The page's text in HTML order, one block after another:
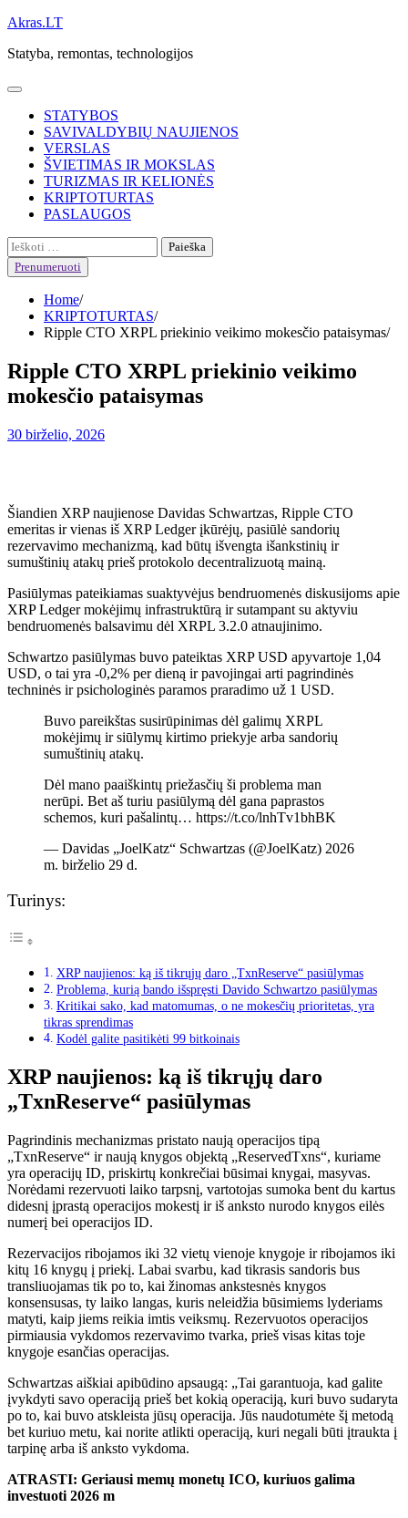
Skip
content
Akras.LT
Statyba, remontas, technologijos
STATYBOS
SAVIVALDYBIŲ NAUJIENOS
VERSLAS
ŠVIETIMAS IR MOKSLAS
TURIZMAS IR KELIONĖS
KRIPTOTURTAS
PASLAUGOS
Ieškoti:
Prenumeruoti
Home
KRIPTOTURTAS
Ripple CTO XRPL priekinio veikimo mokesčio pataisymas
Ripple CTO XRPL priekinio veikimo
mokesčio pataisymas
30 birželio, 2026
Šiandien XRP naujienose Davidas Schwartzas, Ripple CTO
emeritas ir vienas iš XRP Ledger įkūrėjų, pasiūlė sandorių
rezervavimo mechanizmą, kad būtų išvengta išankstinių ir
sumuštinių atakų prieš protokolo decentralizuotą mainą.
Pasiūlymas pateikiamas suaktyvėjus bendruomenės diskusijoms apie
XRP Ledger mokėjimų infrastruktūrą ir sutampant su aktyviu
bendruomenės balsavimu dėl XRPL 3.2.0 atnaujinimo.
Schwartzo pasiūlymas buvo pateiktas XRP USD apyvartoje 1,04
USD, o tai yra -0,2% per dieną ir pavojingai arti pagrindinės
techninės ir psichologinės paramos praradimo už 1 USD.
Buvo pareikštas susirūpinimas dėl galimų XRPL
mokėjimų ir siūlymų kirtimo priekyje arba sandorių
sumuštinių atakų.
Dėl mano paaiškintų priežasčių ši problema man
nerūpi. Bet aš turiu pasiūlymą dėl gana paprastos
schemos, kuri pašalintų… https://t.co/lnhTv1bhBK
— Davidas „JoelKatz“ Schwartzas (@JoelKatz) 2026
m. birželio 29 d.
Turinys:
XRP naujienos: ką iš tikrųjų daro „TxnReserve“ pasiūlymas
Problema, kurią bando išspręsti Davido Schwartzo pasiūlymas
Kritikai sako, kad matomumas, o ne mokesčių prioritetas, yra
tikras sprendimas
Kodėl galite pasitikėti 99 bitkoinais
XRP naujienos: ką iš tikrųjų daro
„TxnReserve“ pasiūlymas
Pagrindinis mechanizmas pristato naują operacijos tipą
„TxnReserve“ ir naują knygos objektą „ReservedTxns“, kuriame
yra operacijų ID, priskirtų konkrečiai būsimai knygai, masyvas.
Norėdami rezervuoti laiko tarpsnį, vartotojas sumoka bent du kartus
didesnį įprastą operacijos mokestį ir iš anksto nurodo knygos eilės
numerį bei operacijos ID.
Rezervacijos ribojamos iki 32 vietų vienoje knygoje ir ribojamos iki
kitų 16 knygų į priekį. Labai svarbu, kad tikrasis sandoris bus
transliuojamas tik po to, kai žinomas ankstesnės knygos
konsensusas, ty laiko langas, kuris neleidžia būsimiems lyderiams
matyti, kaip jiems reikia imtis veiksmų. Rezervuotos operacijos
pirmiausia vykdomos rezervavimo tvarka, prieš visas kitas toje
knygoje esančias operacijas.
Schwartzas aiškiai apibūdino apsaugą: „Tai garantuoja, kad galite
įvykdyti savo operaciją prieš bet kokią operaciją, kuri buvo sudaryta
po to, kai buvo atskleista jūsų operacija. Jūs naudotumėte šį metodą
bet kuriuo metu, kai norite atlikti operaciją, kuri negali būti įtraukta į
tarpinę arba iš anksto vykdoma.
ATRASTI: Geriausi memų monetų ICO, kuriuos galima
investuoti 2026 m